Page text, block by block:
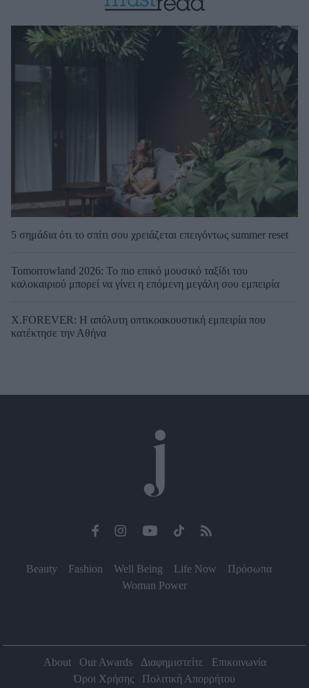
5 σημάδια ότι το σπίτι σου χρειάζεται επειγόντως summer reset
Tomorrowland 2026: Το πιο επικό μουσικό ταξίδι του
καλοκαιριού μπορεί να γίνει η επόμενη μεγάλη σου εμπειρία
X.FOREVER: Η απόλυτη οπτικοακουστική εμπειρία που
κατέκτησε την Αθήνα
Beauty Fashion Well Being Life Now
Πρόσωπα
Woman Power
About Our Awards Διαφημιστείτε
Επικοινωνία
Όροι Χρήσης
Πολιτική Απορρήτου